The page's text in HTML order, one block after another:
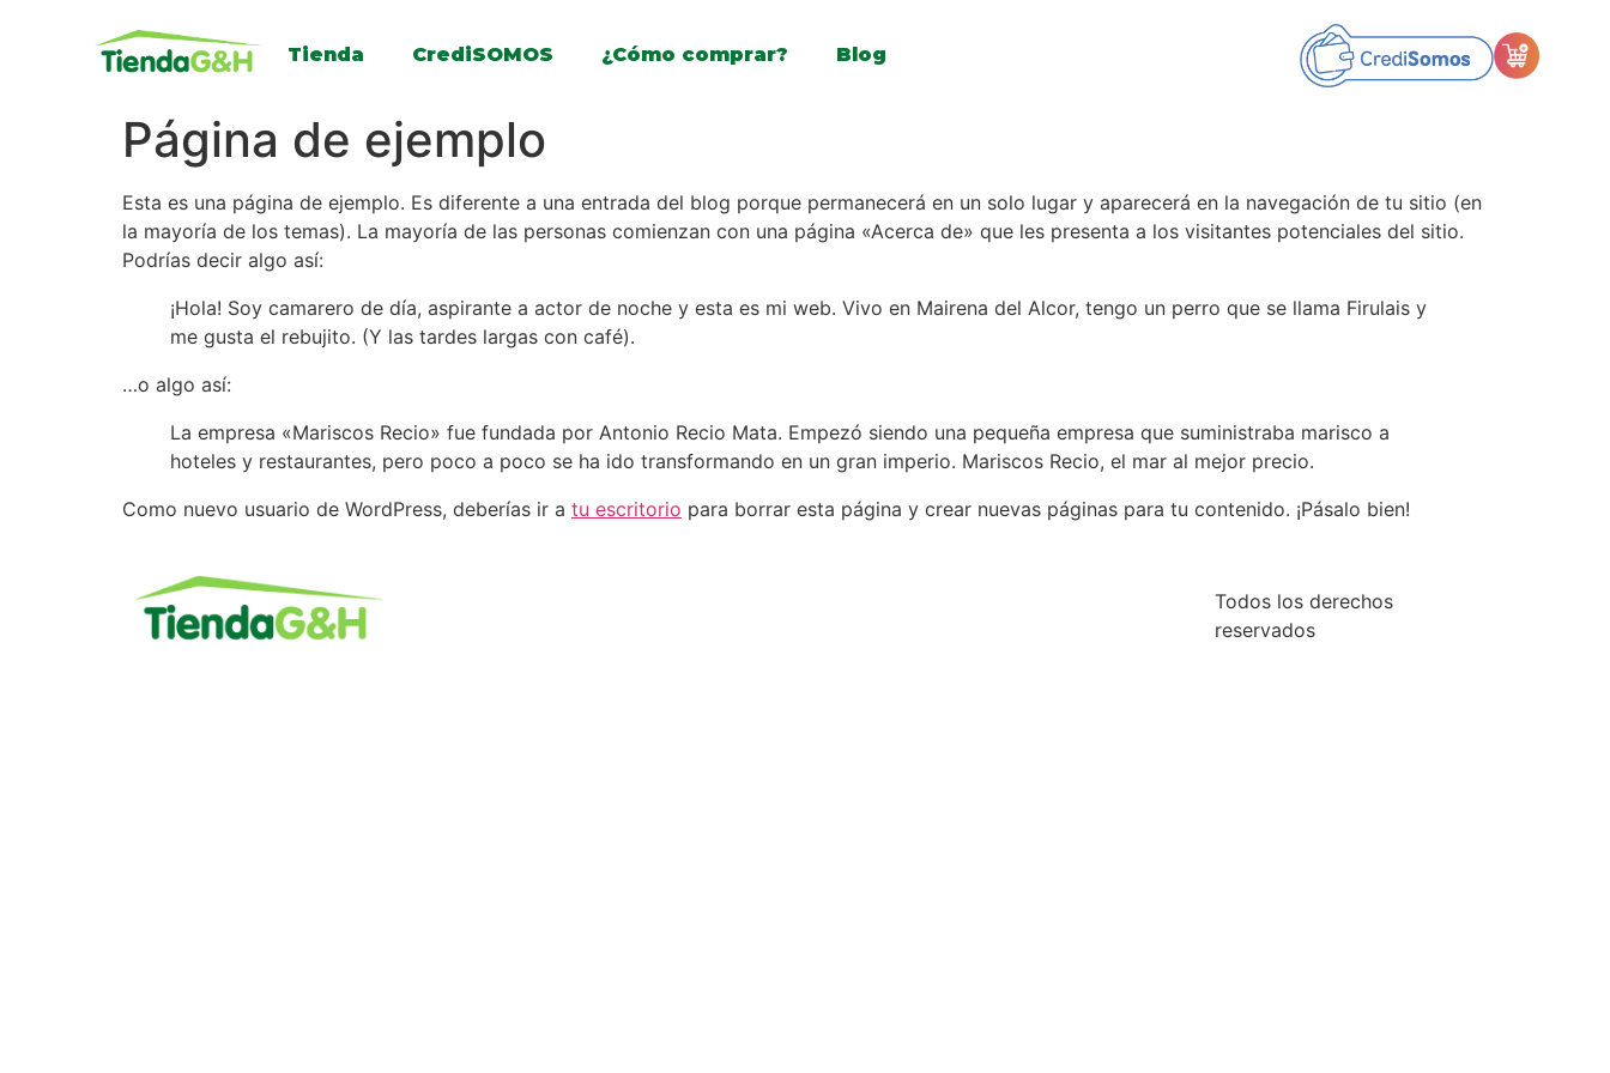
Tienda CrediSOMOS ¿Cómo comprar? Blog
Página de ejemplo
Esta es una página de ejemplo. Es diferente a una entrada del blog porque permanecerá en un solo lugar y aparecerá en la navegación de tu sitio (en
la mayoría de los temas). La mayoría de las personas comienzan con una página «Acerca de» que les presenta a los visitantes potenciales del sitio.
Podrías decir algo así:
¡Hola! Soy camarero de día, aspirante a actor de noche y esta es mi web. Vivo en Mairena del Alcor, tengo un perro que se llama Firulais y
me gusta el rebujito. (Y las tardes largas con café).
…o algo así:
La empresa «Mariscos Recio» fue fundada por Antonio Recio Mata. Empezó siendo una pequeña empresa que suministraba marisco a
hoteles y restaurantes, pero poco a poco se ha ido transformando en un gran imperio. Mariscos Recio, el mar al mejor precio.
Como nuevo usuario de WordPress, deberías ir a tu escritorio para borrar esta página y crear nuevas páginas para tu contenido. ¡Pásalo bien!
Todos los derechos
reservados